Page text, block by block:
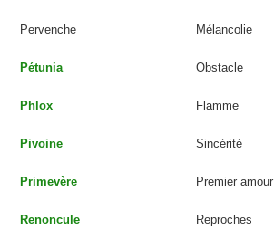
Pervenche Mélancolie
Pétunia Obstacle
Phlox Flamme
Pivoine Sincérité
Primevère Premier amour
Renoncule Reproches